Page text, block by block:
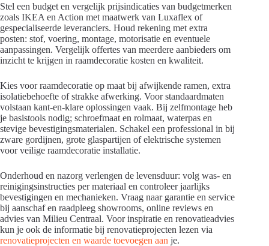
Stel een budget en vergelijk prijsindicaties van budgetmerken
zoals IKEA en Action met maatwerk van Luxaflex of
gespecialiseerde leveranciers. Houd rekening met extra
posten: stof, voering, montage, motorisatie en eventuele
aanpassingen. Vergelijk offertes van meerdere aanbieders om
inzicht te krijgen in raamdecoratie kosten en kwaliteit.
Kies voor raamdecoratie op maat bij afwijkende ramen, extra
isolatiebehoefte of strakke afwerking. Voor standaardmaten
volstaan kant-en-klare oplossingen vaak. Bij zelfmontage heb
je basistools nodig; schroefmaat en rolmaat, waterpas en
stevige bevestigingsmaterialen. Schakel een professional in bij
zware gordijnen, grote glaspartijen of elektrische systemen
voor veilige raamdecoratie installatie.
Onderhoud en nazorg verlengen de levensduur: volg was- en
reinigingsinstructies per materiaal en controleer jaarlijks
bevestigingen en mechanieken. Vraag naar garantie en service
bij aanschaf en raadpleeg showrooms, online reviews en
advies van Milieu Centraal. Voor inspiratie en renovatieadvies
kun je ook de informatie bij renovatieprojecten lezen via
renovatieprojecten en waarde toevoegen aan je.